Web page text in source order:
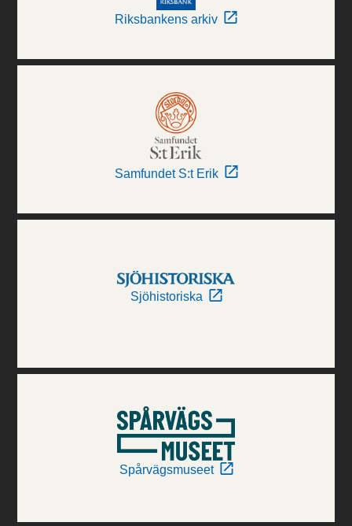
Riksbankens arkiv
Samfundet S:t Erik
Sjöhistoriska
Spårvägsmuseet